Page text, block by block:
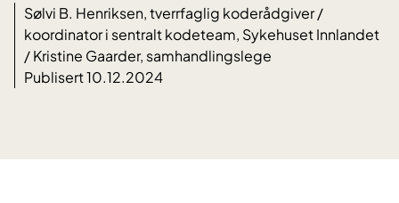
Sølvi B. Henriksen, tverrfaglig koderådgiver /
koordinator i sentralt kodeteam, Sykehuset Innlandet
/ Kristine Gaarder, samhandlingslege
Publisert 10.12.2024